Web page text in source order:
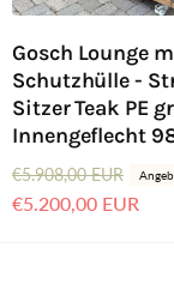
Gosch Lounge
Schutzhülle -
Sitzer Teak PE
Innengeflecht
N
o
€5.908,00 EUR
V
e
€5.200,00 EUR